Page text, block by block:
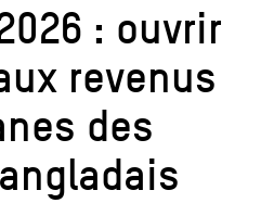
: ouvrir
revenus
des